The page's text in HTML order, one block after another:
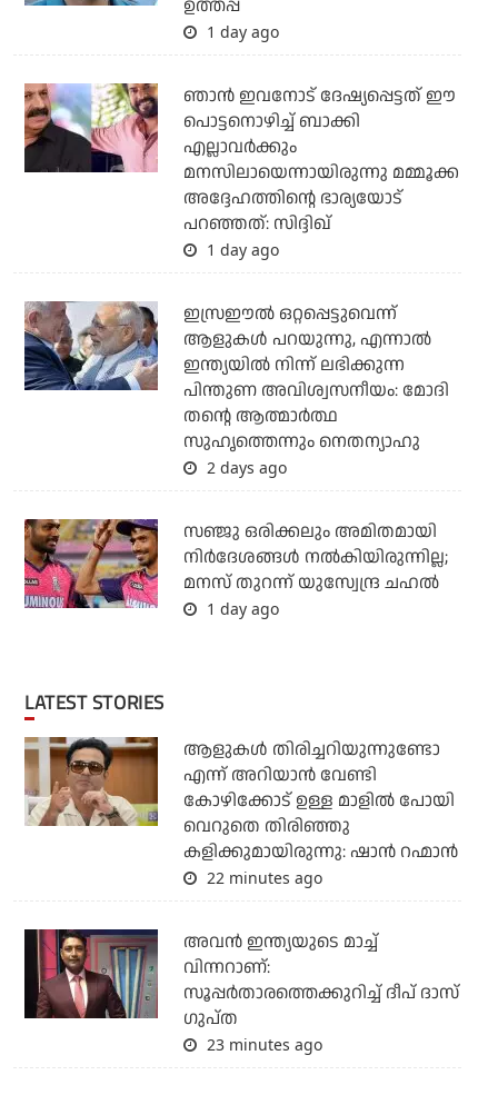
ഉത്തപ്പ
1 day ago
ഞാന്‍ ഇവനോട് ദേഷ്യപ്പെട്ടത് ഈ
പൊട്ടനൊഴിച്ച് ബാക്കി
എല്ലാവര്‍ക്കും
മനസിലായെന്നായിരുന്നു മമ്മൂക്ക
അദ്ദേഹത്തിന്റെ ഭാര്യയോട്
പറഞ്ഞത്: സിദ്ദിഖ്
1 day ago
ഇസ്രഈല്‍ ഒറ്റപ്പെട്ടുവെന്ന്
ആളുകള്‍ പറയുന്നു, എന്നാല്‍
ഇന്ത്യയില്‍ നിന്ന് ലഭിക്കുന്ന
പിന്തുണ അവിശ്വസനീയം: മോദി
തന്റെ ആത്മാര്‍ത്ഥ
സുഹൃത്തെന്നും നെതന്യാഹു
2 days ago
സഞ്ജു ഒരിക്കലും അമിതമായി
നിര്‍ദേശങ്ങള്‍ നല്‍കിയിരുന്നില്ല;
മനസ് തുറന്ന് യുസ്വേന്ദ്ര ചഹല്‍
1 day ago
LATEST STORIES
ആളുകൾ തിരിച്ചറിയുന്നുണ്ടോ
എന്ന് അറിയാൻ വേണ്ടി
കോഴിക്കോട് ഉള്ള മാളിൽ പോയി
വെറുതെ തിരിഞ്ഞു
കളിക്കുമായിരുന്നു: ഷാൻ റഹ്മാൻ
22 minutes ago
അവന്‍ ഇന്ത്യയുടെ മാച്ച്
വിന്നറാണ്:
സൂപ്പര്‍താരത്തെക്കുറിച്ച് ദീപ് ദാസ്
ഗുപ്ത
23 minutes ago